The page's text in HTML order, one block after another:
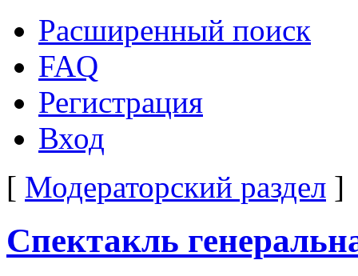
Расширенный поиск
FAQ
Регистрация
Вход
[ Модераторский раздел ]
Спектакль